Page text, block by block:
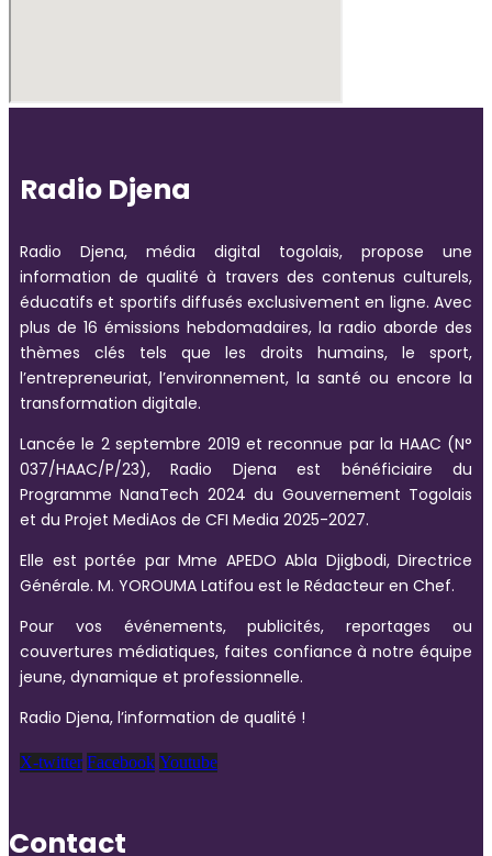
Radio Djena
Radio Djena, média digital togolais, propose une
information de qualité à travers des contenus culturels,
éducatifs et sportifs diffusés exclusivement en ligne. Avec
plus de 16 émissions hebdomadaires, la radio aborde des
thèmes clés tels que les droits humains, le sport,
l’entrepreneuriat, l’environnement, la santé ou encore la
transformation digitale.
Lancée le 2 septembre 2019 et reconnue par la HAAC (N°
037/HAAC/P/23), Radio Djena est bénéficiaire du
Programme NanaTech 2024 du Gouvernement Togolais
et du Projet MediAos de CFI Media 2025-2027.
Elle est portée par Mme APEDO Abla Djigbodi, Directrice
Générale. M. YOROUMA Latifou est le Rédacteur en Chef.
Pour vos événements, publicités, reportages ou
couvertures médiatiques, faites confiance à notre équipe
jeune, dynamique et professionnelle.
Radio Djena, l’information de qualité !
X-twitter Facebook Youtube
Contact